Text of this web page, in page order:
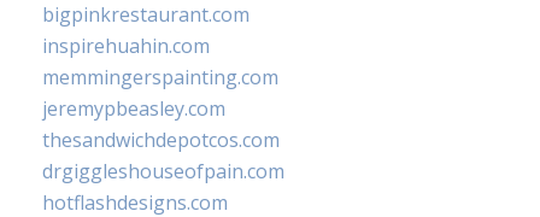
bigpinkrestaurant.com
inspirehuahin.com
memmingerspainting.com
jeremypbeasley.com
thesandwichdepotcos.com
drgiggleshouseofpain.com
hotflashdesigns.com